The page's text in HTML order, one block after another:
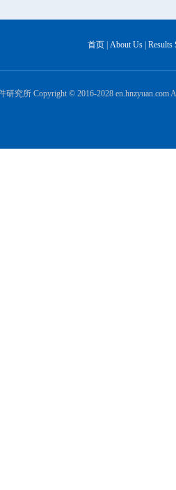
首页 About Us Results
究所 Copyright © 2016-2028 en.hnzyuan.com